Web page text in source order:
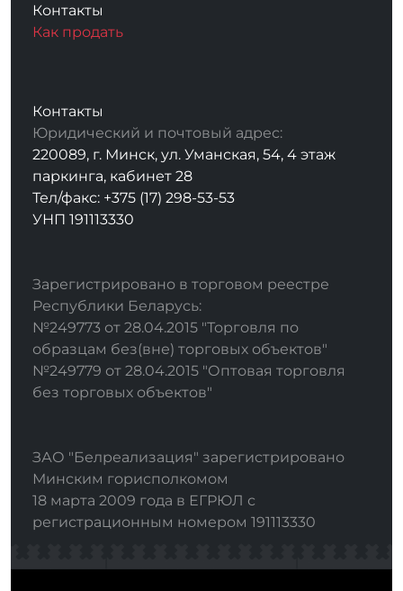
Контакты
Как продать
Контакты
Юридический и почтовый адрес:
220089, г. Минск, ул. Уманская, 54, 4 этаж
паркинга, кабинет 28
Тел/факс: +375 (17) 298-53-53
УНП 191113330
Зарегистрировано в торговом реестре
Республики Беларусь:
№249773 от 28.04.2015 "Торговля по
образцам без(вне) торговых объектов"
№249779 от 28.04.2015 "Оптовая торговля
без торговых объектов"
ЗАО "Белреализация" зарегистрировано
Минским горисполкомом
18 марта 2009 года в ЕГРЮЛ с
регистрационным номером 191113330